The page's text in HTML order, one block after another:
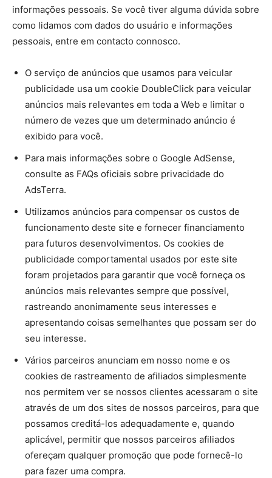
informações pessoais. Se você tiver alguma dúvida sobre
como lidamos com dados do usuário e informações
pessoais, entre em contacto connosco.
O serviço de anúncios que usamos para veicular
publicidade usa um cookie DoubleClick para veicular
anúncios mais relevantes em toda a Web e limitar o
número de vezes que um determinado anúncio é
exibido para você.
Para mais informações sobre o Google AdSense,
consulte as FAQs oficiais sobre privacidade do
AdsTerra.
Utilizamos anúncios para compensar os custos de
funcionamento deste site e fornecer financiamento
para futuros desenvolvimentos. Os cookies de
publicidade comportamental usados ​​por este site
foram projetados para garantir que você forneça os
anúncios mais relevantes sempre que possível,
rastreando anonimamente seus interesses e
apresentando coisas semelhantes que possam ser do
seu interesse.
Vários parceiros anunciam em nosso nome e os
cookies de rastreamento de afiliados simplesmente
nos permitem ver se nossos clientes acessaram o site
através de um dos sites de nossos parceiros, para que
possamos creditá-los adequadamente e, quando
aplicável, permitir que nossos parceiros afiliados
ofereçam qualquer promoção que pode fornecê-lo
para fazer uma compra.